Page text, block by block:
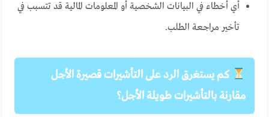
أي أخطاء في البيانات الشخصية أو المعلومات المالية قد تتسبب في
تأخير مراجعة الطلب.
كم يستغرق الرد على التأشيرات قصيرة الأجل
مقارنة بالتأشيرات طويلة الأجل؟